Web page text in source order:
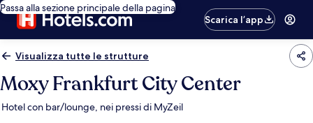
Passa alla sezione principale della pagina
Scarica l’app
Visualizza tutte le strutture
Moxy Frankfurt City Center
Hotel con bar/lounge, nei pressi di MyZeil